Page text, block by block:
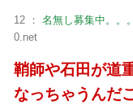
12 ： 名無し募集中。。
0.net
鞘師や石田が道
なっちゃうんだ